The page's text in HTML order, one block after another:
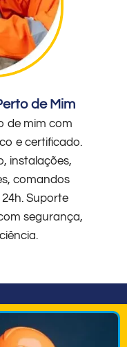
de Mim
de mim com
e certificado.
instalações,
comandos
Suporte
segurança,